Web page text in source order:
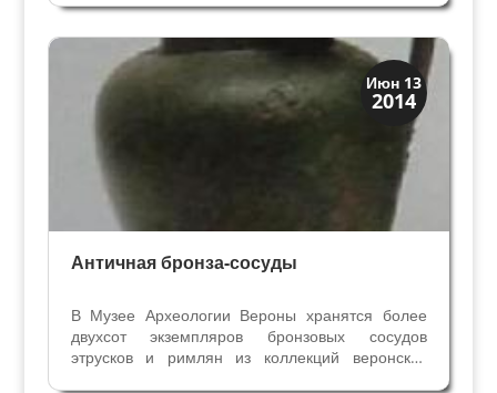
рабах в Римской империи на территории
Цизальпийской Галлии, теперь попробуем
разобраться, чем они...
Июн 13
2014
Верона
Римская Верона
Античная бронза-сосуды
В Музее Археологии Вероны хранятся более
двухсот экземпляров бронзовых сосудов
этрусков и римлян из коллекций веронских